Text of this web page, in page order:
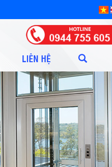
LIÊN HỆ